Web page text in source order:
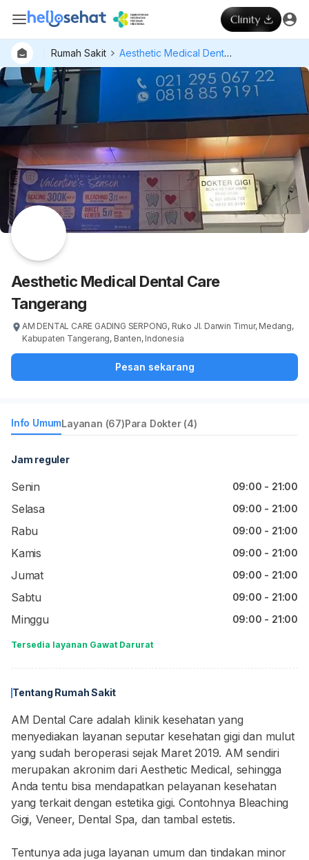
Rumah Sakit Aesthetic Medical Dental Care Tangerang
Aesthetic Medical Dental Care
Tangerang
AM DENTAL CARE GADING SERPONG, Ruko Jl. Darwin Timur, Medang,
Kabupaten Tangerang, Banten, Indonesia
Pesan sekarang
Info UmumLayanan (67)Para Dokter (4)
Jam reguler
Senin 09:00 - 21:00
Selasa 09:00 - 21:00
Rabu 09:00 - 21:00
Kamis 09:00 - 21:00
Jumat 09:00 - 21:00
Sabtu 09:00 - 21:00
Minggu 09:00 - 21:00
Tersedia layanan Gawat Darurat
Tentang Rumah Sakit
AM Dental Care adalah klinik kesehatan yang
menyediakan layanan seputar kesehatan gigi dan mulut
yang sudah beroperasi sejak Maret 2019. AM sendiri
merupakan akronim dari Aesthetic Medical, sehingga
Anda tentu bisa mendapatkan pelayanan kesehatan
yang terkait dengan estetika gigi. Contohnya Bleaching
Gigi, Veneer, Dental Spa, dan tambal estetis.
Tentunya ada juga layanan umum dan tindakan minor